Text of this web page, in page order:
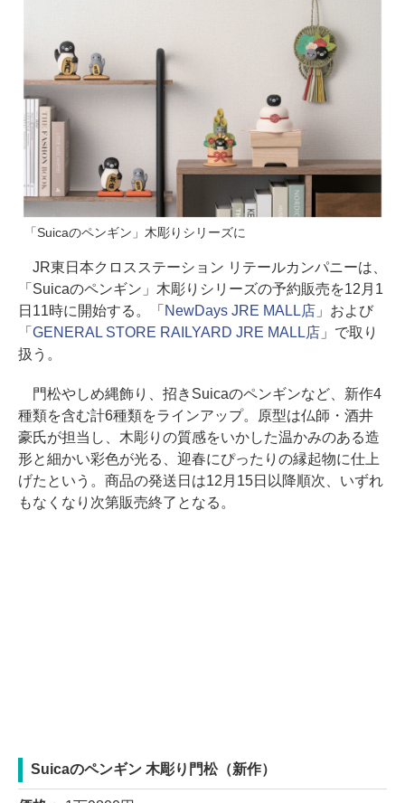
「Suicaのペンギン」木彫りシリーズに
JR東日本クロスステーション リテールカンパニーは、
「Suicaのペンギン」木彫りシリーズの予約販売を12月1
日11時に開始する。「 NewDays JRE MALL店」および
「 GENERAL STORE RAILYARD JRE MALL店」で取り
扱う。
門松やしめ縄飾り、招きSuicaのペンギンなど、新作4
種類を含む計6種類をラインアップ。原型は仏師・酒井
豪氏が担当し、木彫りの質感をいかした温かみのある造
形と細かい彩色が光る、迎春にぴったりの縁起物に仕上
げたという。商品の発送日は12月15日以降順次、いずれ
もなくなり次第販売終了となる。
Suicaのペンギン 木彫り門松（新作）